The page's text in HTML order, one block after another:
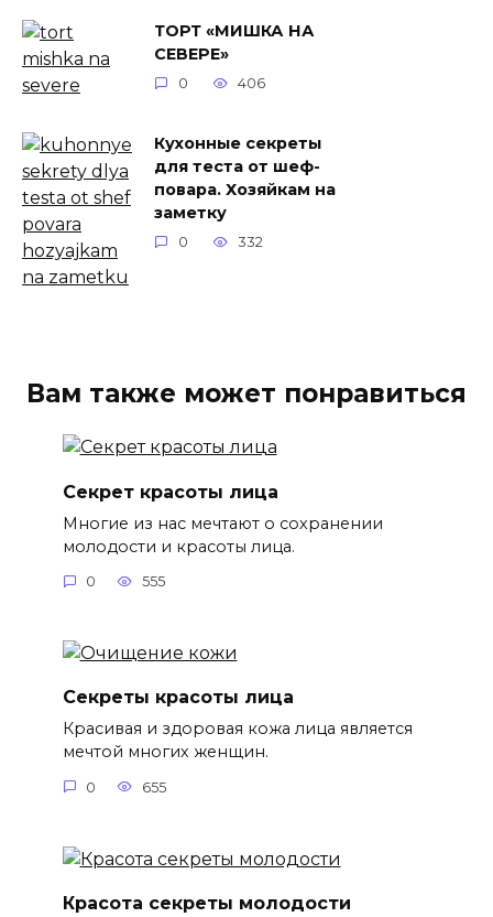
ТОРТ «МИШКА НА
СЕВЕРЕ»
0 406
Кухонные секреты
для теста от шеф-
повара. Хозяйкам на
заметку
0 332
Вам также может понравиться
Секрет красоты лица
Многие из нас мечтают о сохранении
молодости и красоты лица.
0 555
Секреты красоты лица
Красивая и здоровая кожа лица является
мечтой многих женщин.
0 655
Красота секреты молодости